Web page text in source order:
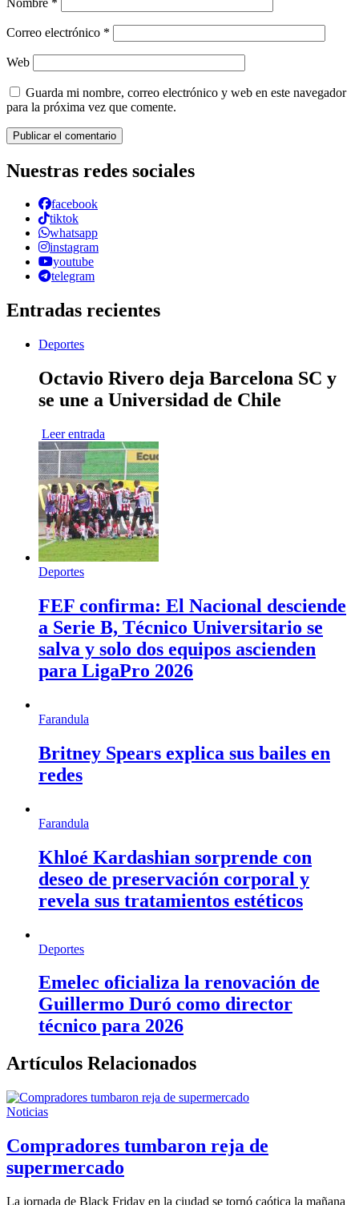
Correo electrónico *
Web
Guarda mi nombre, correo electrónico y web en este navegador
para la próxima vez que comente.
Nuestras redes sociales
facebook
tiktok
whatsapp
instagram
youtube
telegram
Entradas recientes
Deportes
Octavio Rivero deja Barcelona SC y
se une a Universidad de Chile
Leer entrada
Deportes
FEF confirma: El Nacional desciende
a Serie B, Técnico Universitario se
salva y solo dos equipos ascienden
para LigaPro 2026
Farandula
Britney Spears explica sus bailes en
redes
Farandula
Khloé Kardashian sorprende con
deseo de preservación corporal y
revela sus tratamientos estéticos
Deportes
Emelec oficializa la renovación de
Guillermo Duró como director
técnico para 2026
Artículos Relacionados
Noticias
Compradores tumbaron reja de
supermercado
La jornada de Black Friday en la ciudad se tornó caótica la mañana